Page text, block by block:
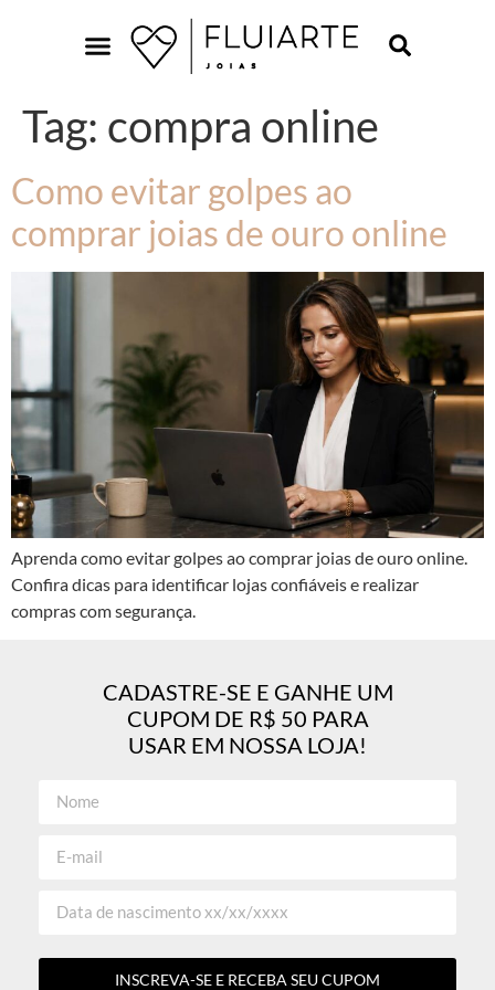
Tag: compra online
Como evitar golpes ao
comprar joias de ouro online
Aprenda como evitar golpes ao comprar joias de ouro online.
Confira dicas para identificar lojas confiáveis e realizar
compras com segurança.
CADASTRE-SE E GANHE UM
CUPOM DE R$ 50 PARA
USAR EM NOSSA LOJA!
INSCREVA-SE E RECEBA SEU CUPOM